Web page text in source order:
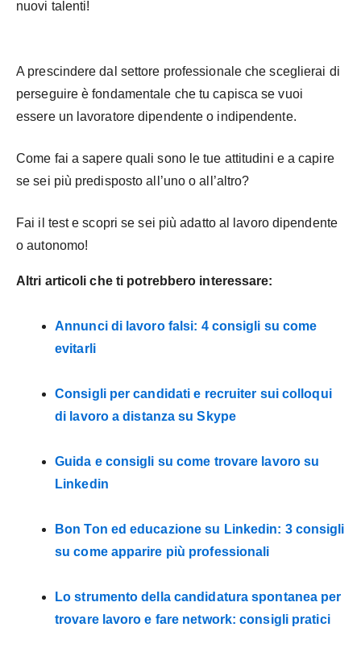
nuovi talenti!
A prescindere dal settore professionale che sceglierai di
perseguire è fondamentale che tu capisca se vuoi
essere un lavoratore dipendente o indipendente.
Come fai a sapere quali sono le tue attitudini e a capire
se sei più predisposto all’uno o all’altro?
Fai il test e scopri se sei più adatto al lavoro dipendente
o autonomo!
Altri articoli che ti potrebbero interessare:
Annunci di lavoro falsi: 4 consigli su come
evitarli
Consigli per candidati e recruiter sui colloqui
di lavoro a distanza su Skype
Guida e consigli su come trovare lavoro su
Linkedin
Bon Ton ed educazione su Linkedin: 3 consigli
su come apparire più professionali
Lo strumento della candidatura spontanea per
trovare lavoro e fare network: consigli pratici